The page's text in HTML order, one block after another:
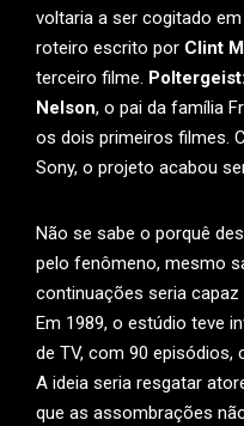
voltaria a ser cogitado
roteiro escrito por Clint
terceiro filme.
Nelson, o pai da família
os dois primeiros filmes.
Sony, o projeto acabou
Não se sabe o porquê
pelo fenômeno, mesmo
continuações seria
Em 1989, o estúdio teve
de TV, com 90 episódios,
A ideia seria resgatar
que as assombrações